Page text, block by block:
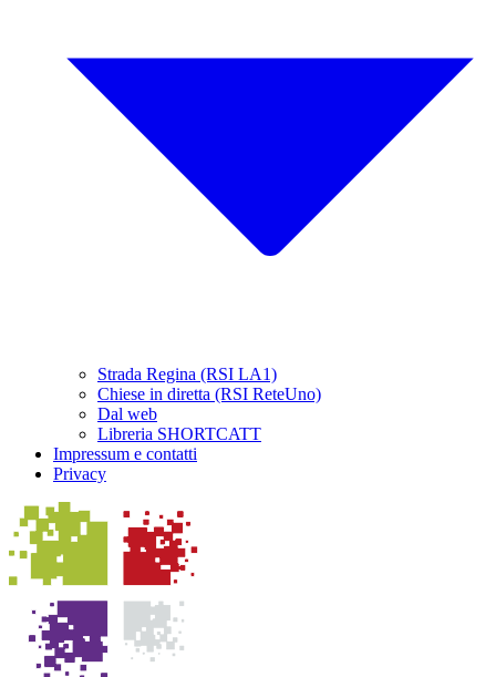
Strada Regina (RSI LA1)
Chiese in diretta (RSI ReteUno)
Dal web
Libreria SHORTCATT
Impressum e contatti
Privacy